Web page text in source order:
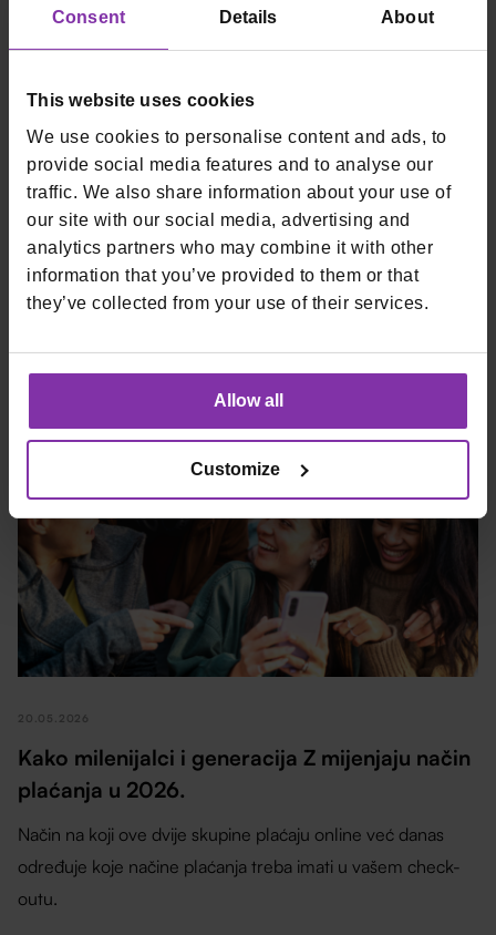
Consent Details About
This website uses cookies
We use cookies to personalise content and ads, to
provide social media features and to analyse our
traffic. We also share information about your use of
our site with our social media, advertising and
analytics partners who may combine it with other
information that you’ve provided to them or that
they’ve collected from your use of their services.
Allow all
Customize
20.05.2026
Kako milenijalci i generacija Z mijenjaju način
plaćanja u 2026.
Način na koji ove dvije skupine plaćaju online već danas
određuje koje načine plaćanja treba imati u vašem check-
outu.